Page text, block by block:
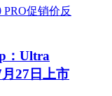
：Ultra
27日上市